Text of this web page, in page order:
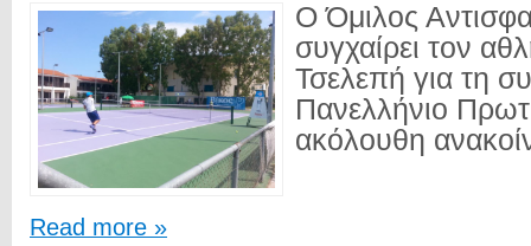
Ο Όμιλος
συγχαίρει τον
Τσελεπή για τη
Πανελλήνιο
ακόλουθη
Read more »